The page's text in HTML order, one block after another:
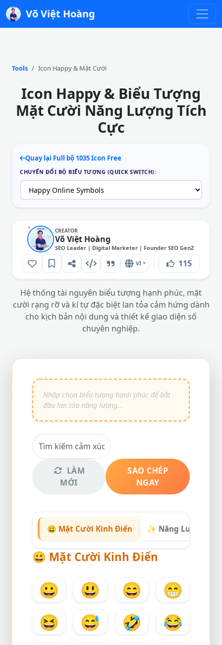
Võ Việt Hoàng
Tools Icon Happy & Mặt Cười
Icon Happy & Biểu Tượng
Mặt Cười Năng Lượng Tích
Cực
Quay lại Full bộ 1035 Icon Free
CHUYỂN ĐỔI BỘ BIỂU TƯỢNG (QUICK SWITCH):
CREATOR
Võ Việt Hoàng
SEO Leader | Digital Marketer | Founder SEO GenZ
VI 115
Hệ thống tài nguyên biểu tượng hạnh phúc, mặt
cười rạng rỡ và kí tự đặc biệt lan tỏa cảm hứng dành
cho kịch bản nội dung và thiết kế giao diện số
chuyên nghiệp.
LÀM
MỚI
SAO CHÉP
NGAY
😀 Mặt Cười Kinh Điển ✨ Năng Lượng
😀 Mặt Cười Kinh Điển
😀 😃 😄
😁
😆
😅 🤣
😂